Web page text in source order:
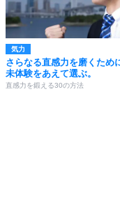
気力
さらなる直感力を磨くため
未体験をあえて選ぶ。
直感力を鍛える30の方法